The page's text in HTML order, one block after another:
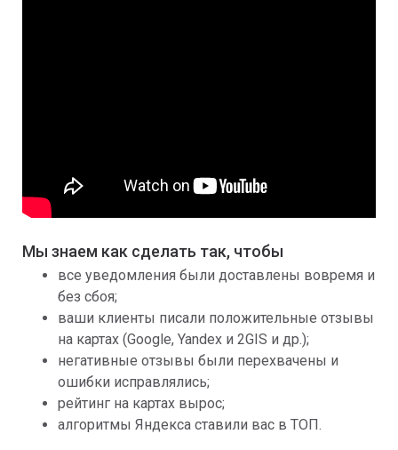
Мы знаем как сделать так, чтобы
все уведомления были доставлены вовремя и
без сбоя;
ваши клиенты писали положительные отзывы
на картах (Google, Yandex и 2GIS и др.);
негативные отзывы были перехвачены и
ошибки исправлялись;
рейтинг на картах вырос;
алгоритмы Яндекса ставили вас в ТОП.